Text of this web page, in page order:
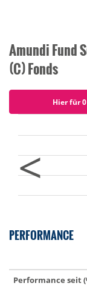
Amundi Fund
(C) Fonds
Hier für
<
PERFORMANCE
Performance seit